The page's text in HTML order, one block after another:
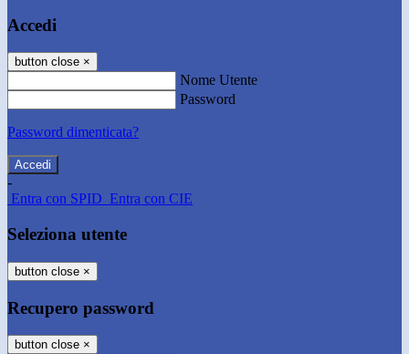
Accedi
button close ×
Nome Utente
Password
Password dimenticata?
-
Entra con SPID Entra con CIE
Seleziona utente
button close ×
Recupero password
button close ×